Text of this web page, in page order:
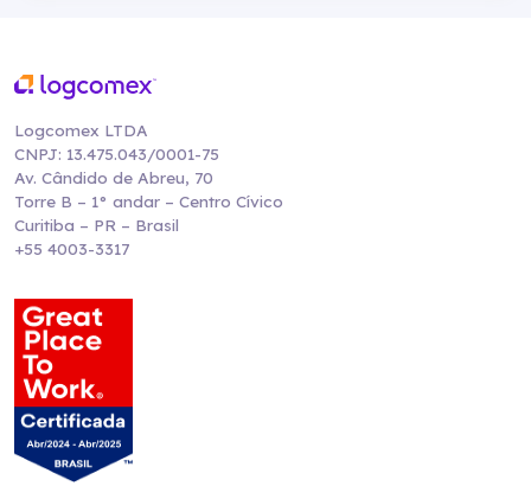
Logcomex LTDA
CNPJ: 13.475.043/0001-75
Av. Cândido de Abreu, 70
Torre B – 1° andar – Centro Cívico
Curitiba – PR – Brasil
+55 4003-3317